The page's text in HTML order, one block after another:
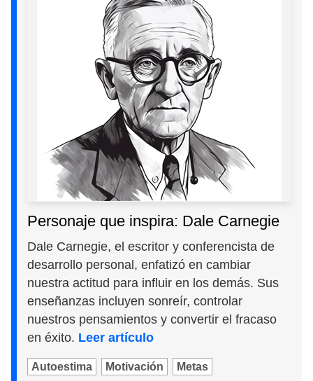
Personaje que inspira: Dale Carnegie
Dale Carnegie, el escritor y conferencista de
desarrollo personal, enfatizó en cambiar
nuestra actitud para influir en los demás. Sus
enseñanzas incluyen sonreír, controlar
nuestros pensamientos y convertir el fracaso
en éxito. Leer artículo
Autoestima Motivación Metas